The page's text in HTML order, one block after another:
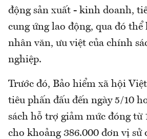
động sản xuất - kinh doanh,
cung ứng lao động, qua đó
nhân văn, ưu việt của chính
nghiệp.
Trước đó, Bảo hiểm xã hội
tiêu phấn đấu đến ngày 5/10
sách hỗ trợ giảm mức đóng từ
cho khoảng 386.000 đơn vị sử